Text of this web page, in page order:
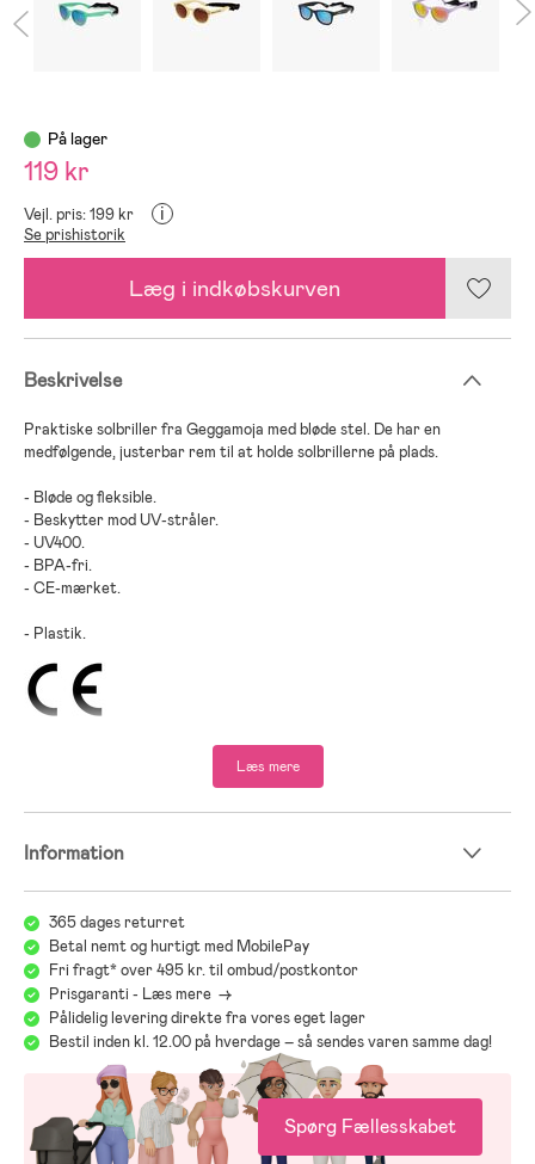
På lager
119 kr
Vejl. pris: 199 kr i
Se prishistorik
Læg i indkøbskurven
Beskrivelse
Praktiske solbriller fra Geggamoja med bløde stel. De har en
medfølgende, justerbar rem til at holde solbrillerne på plads.
- Bløde og fleksible.
- Beskytter mod UV-stråler.
- UV400.
- BPA-fri.
- CE-mærket.
- Plastik.
Læs mere
Information
365 dages returret
Betal nemt og hurtigt med MobilePay
Fri fragt* over 495 kr. til ombud/postkontor
Prisgaranti - Læs mere ->
Pålidelig levering direkte fra vores eget lager
Bestil inden kl. 12.00 på hverdage – så sendes varen samme dag!
Spørg Fællesskabet